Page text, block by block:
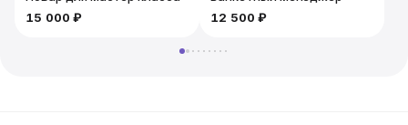
15 000 ₽
12 500 ₽